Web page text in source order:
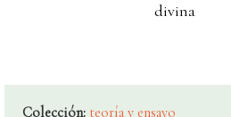
divina
Colección: teoría y ensayo